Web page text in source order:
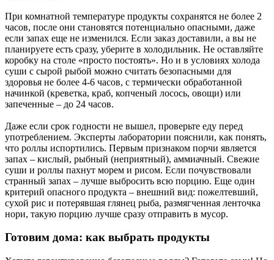
При комнатной температуре продукты сохранятся не более 2
часов, после они становятся потенциально опасными, даже
если запах еще не изменился. Если заказ доставили, а вы не
планируете есть сразу, уберите в холодильник. Не оставляйте
коробку на столе «просто постоять». Но и в условиях холода
суши с сырой рыбой можно считать безопасными для
здоровья не более 4-6 часов, с термически обработанной
начинкой (креветка, краб, копченый лосось, овощи) или
запеченные – до 24 часов.
Даже если срок годности не вышел, проверьте еду перед
употреблением. Эксперты лаборатории пояснили, как понять,
что роллы испортились. Первым признаком порчи является
запах – кислый, рыбный (неприятный), аммиачный. Свежие
суши и роллы пахнут морем и рисом. Если почувствовали
странный запах – лучше выбросить всю порцию. Еще один
критерий опасного продукта – внешний вид: пожелтевший,
сухой рис и потерявшая глянец рыба, размягченная ленточка
нори, такую порцию лучше сразу отправить в мусор.
Готовим дома: как выбрать продукты